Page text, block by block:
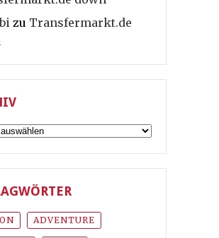
zu Transfermarkt.de
ADVENTURE